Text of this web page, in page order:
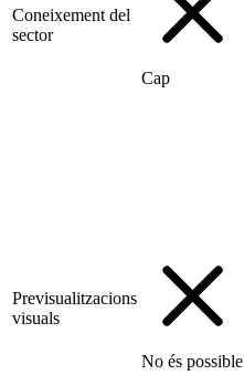
Coneixement del
sector
Cap
Previsualitzacions
visuals
No és possible